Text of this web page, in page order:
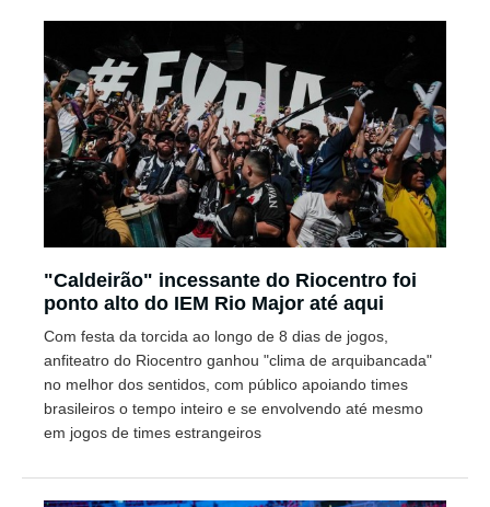
"Caldeirão" incessante do Riocentro foi
ponto alto do IEM Rio Major até aqui
Com festa da torcida ao longo de 8 dias de jogos,
anfiteatro do Riocentro ganhou "clima de arquibancada"
no melhor dos sentidos, com público apoiando times
brasileiros o tempo inteiro e se envolvendo até mesmo
em jogos de times estrangeiros